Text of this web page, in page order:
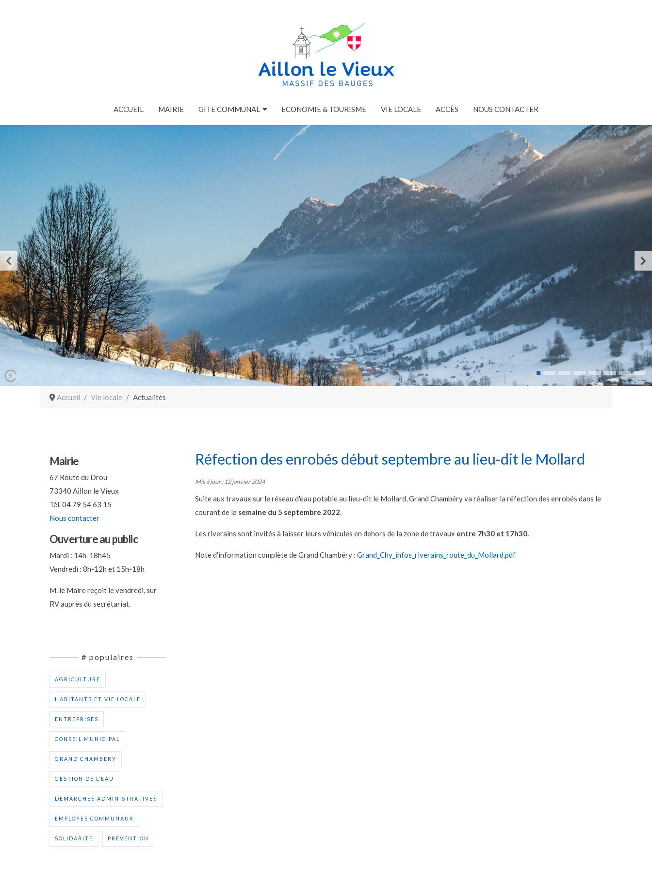
ACCUEIL MAIRIE GITE COMMUNAL ECONOMIE & TOURISME VIE LOCALE ACCÈS NOUS CONTACTER
Accueil Vie locale Actualités
Mairie
67 Route du Drou
73340 Aillon le Vieux
Tél. 04 79 54 63 15
Nous contacter
Ouverture au public
Mardi : 14h-18h45
Vendredi : 8h-12h et 15h-18h
M. le Maire reçoit le vendredi, sur
RV auprès du secrétariat.
# populaires
AGRICULTURE
HABITANTS ET VIE LOCALE
ENTREPRISES
CONSEIL MUNICIPAL
GRAND CHAMBERY
GESTION DE L'EAU
DEMARCHES ADMINISTRATIVES
EMPLOYES COMMUNAUX
SOLIDARITE PREVENTION
Réfection des enrobés début septembre au lieu-dit le Mollard
Mis à jour : 12 janvier 2024
Suite aux travaux sur le réseau d'eau potable au lieu-dit le Mollard, Grand Chambéry va réaliser la réfection des enrobés dans le
courant de la semaine du 5 septembre 2022
Les riverains sont invités à laisser leurs véhicules en dehors de la zone de travaux entre 7h30 et 17h30.
Note d'information complète de Grand Chambéry : Grand_Chy_infos_riverains_route_du_Mollard.pdf